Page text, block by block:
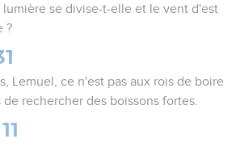
lumière se divise-t-elle et le vent d'est
?
Lemuel, ce n'est pas aux rois de boire
rechercher des boissons fortes.